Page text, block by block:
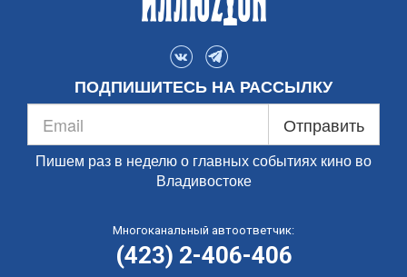
ПОДПИШИТЕСЬ НА РАССЫЛКУ
Отправить
Пишем раз в неделю о главных событиях кино во
Владивостоке
Многоканальный автоответчик:
(423) 2-406-406